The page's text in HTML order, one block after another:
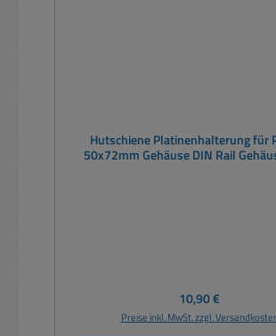
Hutschiene Platinenhalterung für
50x72mm Gehäuse DIN Rail
Regulärer Preis:
10,90 €
Preise inkl. MwSt. zzgl.